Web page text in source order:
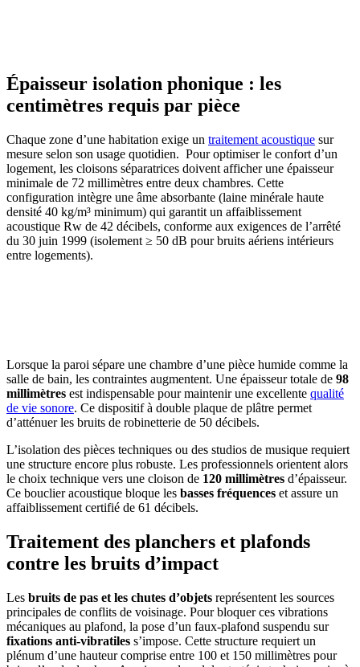
Épaisseur isolation phonique : les
centimètres requis par pièce
Chaque zone d’une habitation exige un traitement acoustique sur
mesure selon son usage quotidien. Pour optimiser le confort d’un
logement, les cloisons séparatrices doivent afficher une épaisseur
minimale de 72 millimètres entre deux chambres. Cette
configuration intègre une âme absorbante (laine minérale haute
densité 40 kg/m³ minimum) qui garantit un affaiblissement
acoustique Rw de 42 décibels, conforme aux exigences de l’arrêté
du 30 juin 1999 (isolement ≥ 50 dB pour bruits aériens intérieurs
entre logements).
Lorsque la paroi sépare une chambre d’une pièce humide comme la
salle de bain, les contraintes augmentent. Une épaisseur totale de 98
millimètres est indispensable pour maintenir une excellente qualité
de vie sonore. Ce dispositif à double plaque de plâtre permet
d’atténuer les bruits de robinetterie de 50 décibels.
L’isolation des pièces techniques ou des studios de musique requiert
une structure encore plus robuste. Les professionnels orientent alors
le choix technique vers une cloison de 120 millimètres d’épaisseur.
Ce bouclier acoustique bloque les basses fréquences et assure un
affaiblissement certifié de 61 décibels.
Traitement des planchers et plafonds
contre les bruits d’impact
Les bruits de pas et les chutes d’objets représentent les sources
principales de conflits de voisinage. Pour bloquer ces vibrations
mécaniques au plafond, la pose d’un faux-plafond suspendu sur
fixations anti-vibratiles s’impose. Cette structure requiert un
plénum d’une hauteur comprise entre 100 et 150 millimètres pour